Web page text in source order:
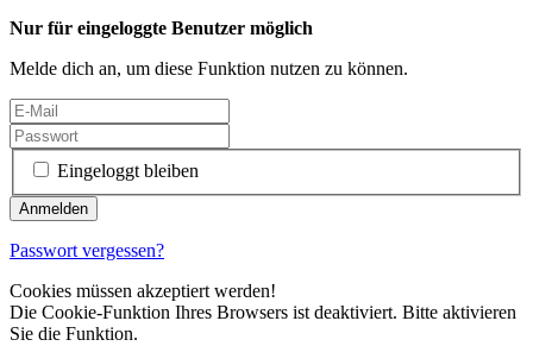
Nur für eingeloggte Benutzer möglich
Melde dich an, um diese Funktion nutzen zu können.
Eingeloggt bleiben
Passwort vergessen?
Cookies müssen akzeptiert werden!
Die Cookie-Funktion Ihres Browsers ist deaktiviert. Bitte aktivieren
Sie die Funktion.